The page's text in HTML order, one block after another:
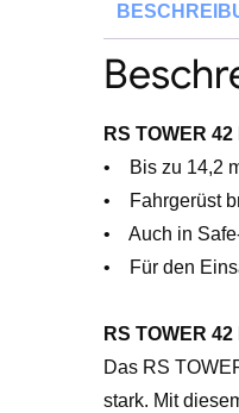
RS TOWER
• Bis zu 14,2
• Fahrgerüst
• Auch in
• Für den
RS TOWER
Das RS
stark. Mit